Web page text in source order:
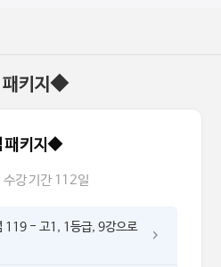
패키지◆
패키지◆
수강 기간 112일
119 - 고1, 1등급, 9강으로